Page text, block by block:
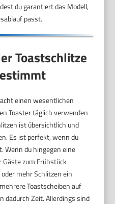
du garantiert das Modell,
passt.
Toastschlitze
einen wesentlichen
Toaster täglich verwenden
ist übersichtlich und
Es ist perfekt, wenn du
Wenn du hingegen eine
zum Frühstück
mehr Schlitzen ein
Toastscheiben auf
dadurch Zeit. Allerdings sind